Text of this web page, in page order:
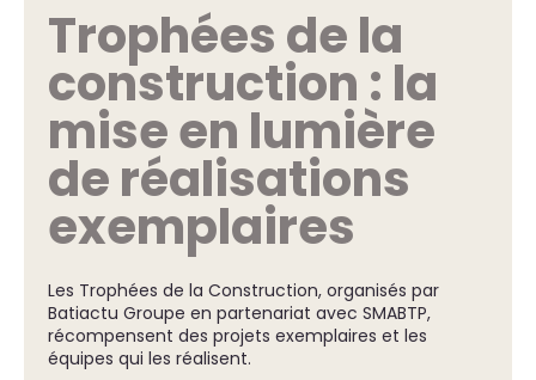
Trophées de la
construction : la
mise en lumière
de réalisations
exemplaires
Les Trophées de la Construction, organisés par
Batiactu Groupe en partenariat avec SMABTP,
récompensent des projets exemplaires et les
équipes qui les réalisent.